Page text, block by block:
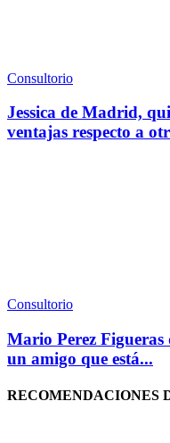
Consultorio
Jessica de Madrid,
ventajas respecto a
Consultorio
Mario Perez
un amigo que está...
RECOMENDACIONES